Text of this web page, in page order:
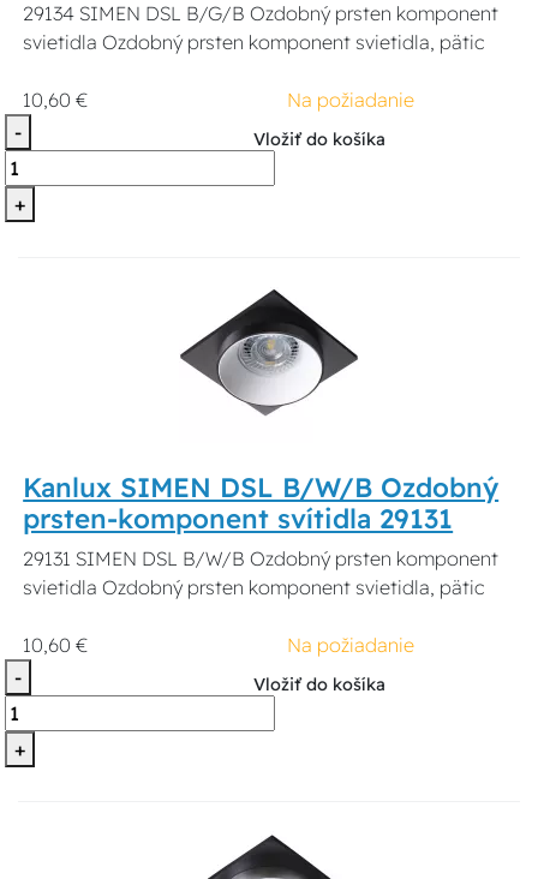
29134 SIMEN DSL B/G/B Ozdobný prsten komponent
svietidla Ozdobný prsten komponent svietidla, pätic
10,60 €
Na požiadanie
-
+
Vložiť do košíka
Kanlux SIMEN DSL B/W/B Ozdobný
prsten-komponent svítidla 29131
29131 SIMEN DSL B/W/B Ozdobný prsten komponent
svietidla Ozdobný prsten komponent svietidla, pätic
10,60 €
Na požiadanie
-
+
Vložiť do košíka